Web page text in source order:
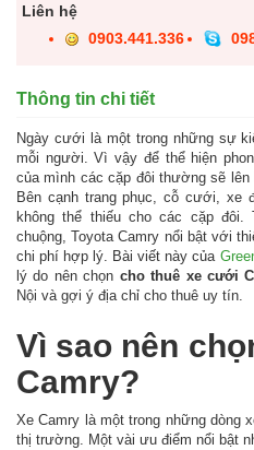
Liên hệ
0903.441.336
Thông tin chi tiết
Ngày cưới là một trong những sự
mỗi người. Vì vậy để thể hiện
của mình các cặp đôi thường sẽ lên
Bên cạnh trang phục, cỗ cưới, xe
không thể thiếu cho các cặp
chuộng, Toyota Camry nổi bật với
chi phí hợp lý. Bài viết này của
lý do nên chọn cho thuê xe cưới
Nội và gợi ý địa chỉ cho thuê uy tín.
Vì sao nên
Camry?
Xe Camry là một trong những dòng
thị trường. Một vài ưu điểm nổi bật